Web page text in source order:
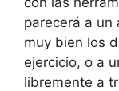
parecerá a un
muy bien los
ejercicio, o a
libremente a